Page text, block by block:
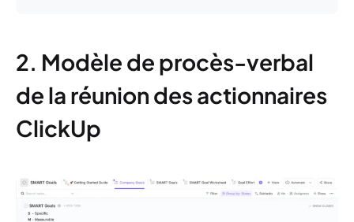
2. Modèle de procès-verbal
de la réunion des actionnaires
ClickUp